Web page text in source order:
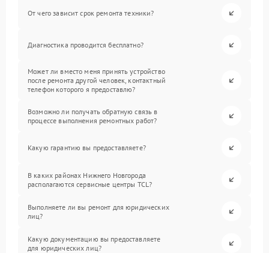
От чего зависит срок ремонта техники?
Диагностика проводится бесплатно?
Может ли вместо меня принять устройство
после ремонта другой человек, контактный
телефон которого я предоставлю?
Возможно ли получать обратную связь в
процессе выполнения ремонтных работ?
Какую гарантию вы предоставляете?
В каких районах Нижнего Новгорода
располагаются сервисные центры TCL?
Выполняете ли вы ремонт для юридических
лиц?
Какую документацию вы предоставляете
для юридических лиц?